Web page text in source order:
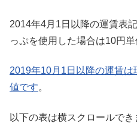
2014年4月1日以降の運賃表
っぷを使用した場合は10円
2019年10月1日以降の運賃
値です。
以下の表は横スクロールでき